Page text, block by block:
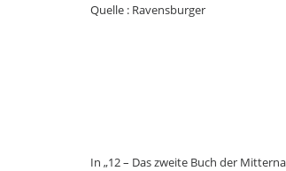
Quelle : Ravensburger
In „12 – Das zweite Buch der